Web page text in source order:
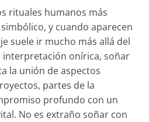
rituales humanos más
y cuando aparecen
suele ir mucho más allá del
onírica, soñar
la unión de aspectos
partes de la
profundo con un
No es extraño soñar con